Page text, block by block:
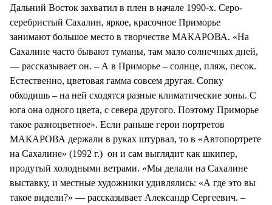
Дальний Восток захватил в плен в начале 1990-х. Серо-
серебристый Сахалин, яркое, красочное Приморье
занимают большое место в творчестве МАКАРОВА. «На
Сахалине часто бывают туманы, там мало солнечных дней,
— рассказывает он. – А в Приморье – солнце, пляж, песок.
Естественно, цветовая гамма совсем другая. Сопку
обходишь – на ней сходятся разные климатические зоны. С
юга она одного цвета, с севера другого. Поэтому Приморье
такое разноцветное». Если раньше герои портретов
МАКАРОВА держали в руках штурвал, то в «Автопортрете
на Сахалине» (1992 г.) он и сам выглядит как шкипер,
продутый холодными ветрами. «Мы делали на Сахалине
выставку, и местные художники удивлялись: «А где это вы
такое видели?» — рассказывает Александр Сергеевич. –